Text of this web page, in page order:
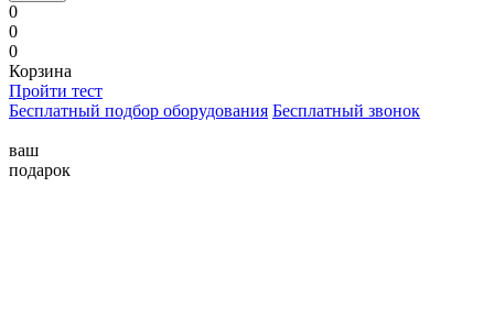
0
0
0
Корзина
Пройти тест
Бесплатный подбор оборудования Бесплатный звонок
ваш
подарок